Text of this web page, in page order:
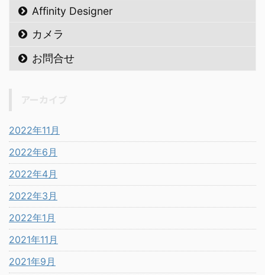
Affinity Designer
カメラ
お問合せ
2022年11月
2022年6月
2022年4月
2022年3月
2022年1月
2021年11月
2021年9月